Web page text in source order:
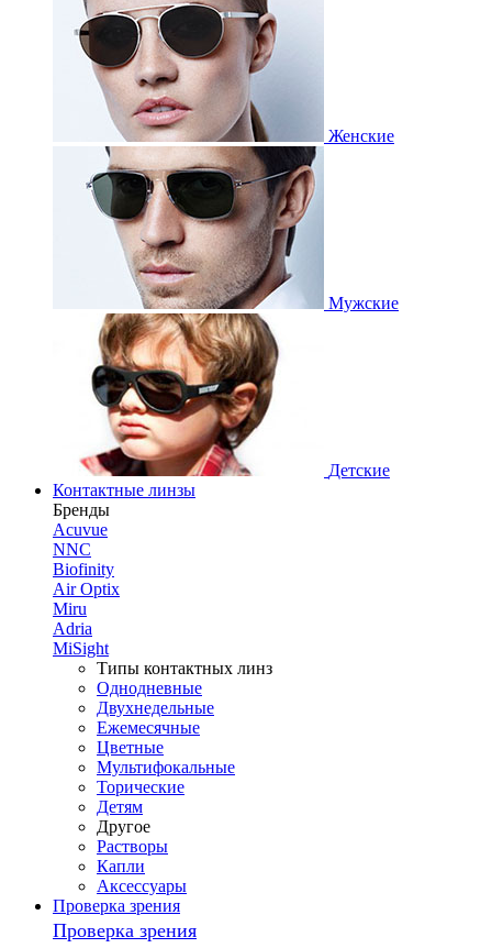
Женские
Мужские
Детские
Контактные линзы
Бренды
Acuvue
NNC
Biofinity
Air Optix
Miru
Adria
MiSight
Типы контактных линз
Однодневные
Двухнедельные
Ежемесячные
Цветные
Мультифокальные
Торические
Детям
Другое
Растворы
Капли
Аксессуары
Проверка зрения
Проверка зрения